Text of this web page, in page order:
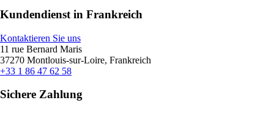
Kundendienst in Frankreich
Kontaktieren Sie uns
11 rue Bernard Maris
37270 Montlouis-sur-Loire, Frankreich
+33 1 86 47 62 58
Sichere Zahlung